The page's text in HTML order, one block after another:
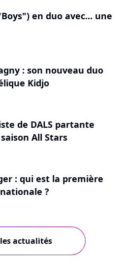
en duo avec... une
: son nouveau duo
Kidjo
de DALS partante
All Stars
: qui est la première
?
actualités